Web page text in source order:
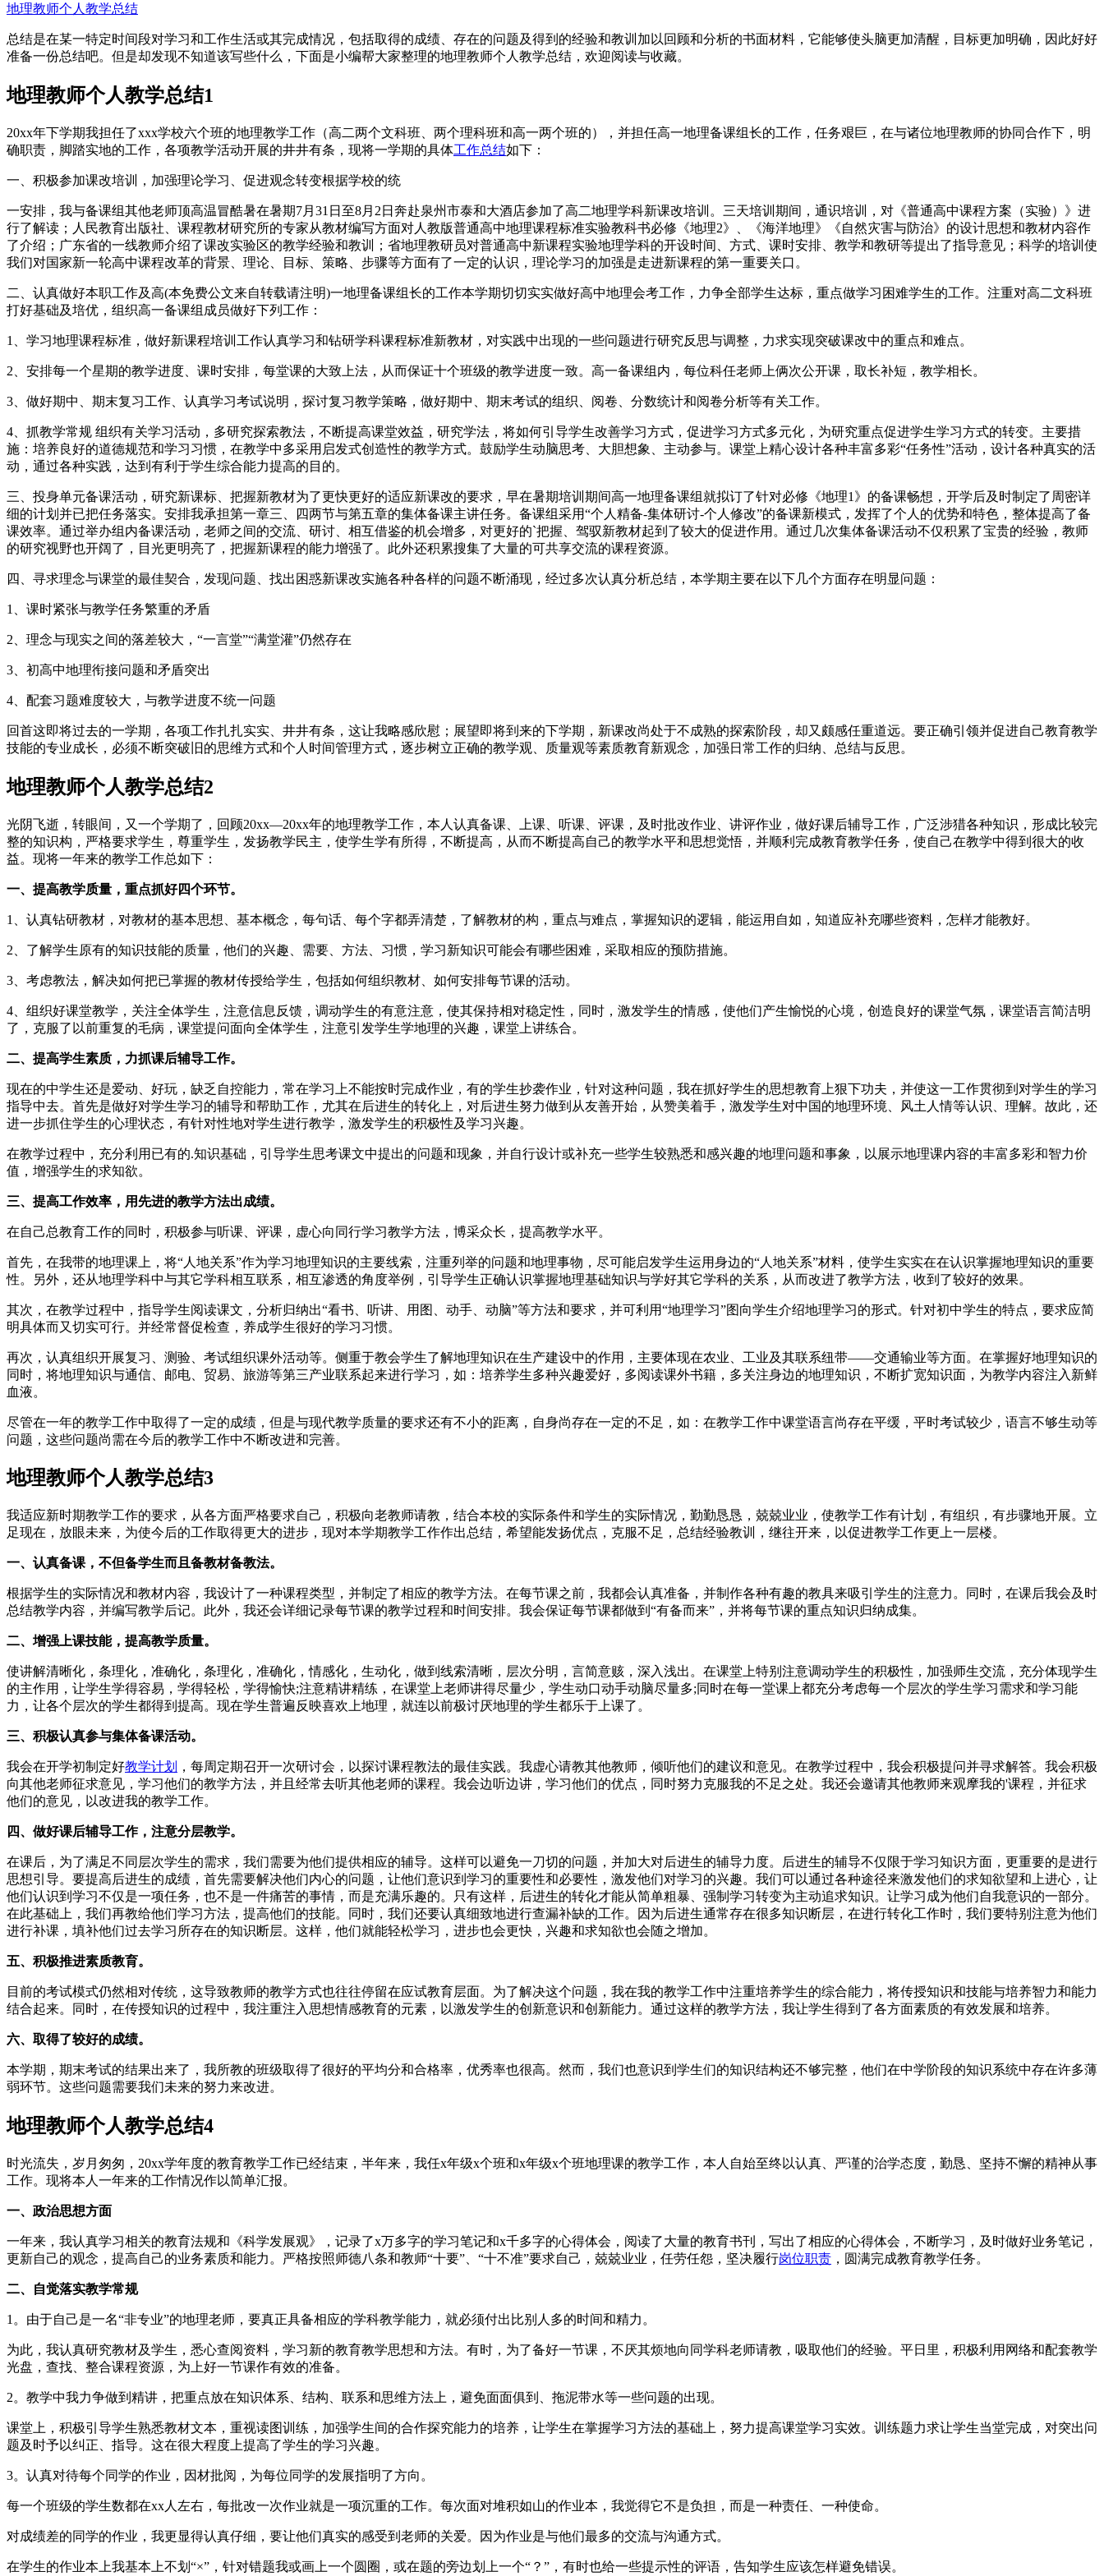
地理教师个人教学总结
总结是在某一特定时间段对学习和工作生活或其完成情况，包括取得的成绩、存在的问题及得到的经验和教训加以回顾和分析的书面材料，它能够使头脑更加清醒，目标更加明确，因此好好
准备一份总结吧。但是却发现不知道该写些什么，下面是小编帮大家整理的地理教师个人教学总结，欢迎阅读与收藏。
地理教师个人教学总结1
20xx年下学期我担任了xxx学校六个班的地理教学工作（高二两个文科班、两个理科班和高一两个班的），并担任高一地理备课组长的工作，任务艰巨，在与诸位地理教师的协同合作下，明
确职责，脚踏实地的工作，各项教学活动开展的井井有条，现将一学期的具体工作总结如下：
一、积极参加课改培训，加强理论学习、促进观念转变根据学校的统
一安排，我与备课组其他老师顶高温冒酷暑在暑期7月31日至8月2日奔赴泉州市泰和大酒店参加了高二地理学科新课改培训。三天培训期间，通识培训，对《普通高中课程方案（实验）》进
行了解读；人民教育出版社、课程教材研究所的专家从教材编写方面对人教版普通高中地理课程标准实验教科书必修《地理2》、《海洋地理》《自然灾害与防治》的设计思想和教材内容作
了介绍；广东省的一线教师介绍了课改实验区的教学经验和教训；省地理教研员对普通高中新课程实验地理学科的开设时间、方式、课时安排、教学和教研等提出了指导意见；科学的培训使
我们对国家新一轮高中课程改革的背景、理论、目标、策略、步骤等方面有了一定的认识，理论学习的加强是走进新课程的第一重要关口。
二、认真做好本职工作及高(本免费公文来自转载请注明)一地理备课组长的工作本学期切切实实做好高中地理会考工作，力争全部学生达标，重点做学习困难学生的工作。注重对高二文科班
打好基础及培优，组织高一备课组成员做好下列工作：
1、学习地理课程标准，做好新课程培训工作认真学习和钻研学科课程标准新教材，对实践中出现的一些问题进行研究反思与调整，力求实现突破课改中的重点和难点。
2、安排每一个星期的教学进度、课时安排，每堂课的大致上法，从而保证十个班级的教学进度一致。高一备课组内，每位科任老师上俩次公开课，取长补短，教学相长。
3、做好期中、期末复习工作、认真学习考试说明，探讨复习教学策略，做好期中、期末考试的组织、阅卷、分数统计和阅卷分析等有关工作。
4、抓教学常规 组织有关学习活动，多研究探索教法，不断提高课堂效益，研究学法，将如何引导学生改善学习方式，促进学习方式多元化，为研究重点促进学生学习方式的转变。主要措
施：培养良好的道德规范和学习习惯，在教学中多采用启发式创造性的教学方式。鼓励学生动脑思考、大胆想象、主动参与。课堂上精心设计各种丰富多彩“任务性”活动，设计各种真实的活
动，通过各种实践，达到有利于学生综合能力提高的目的。
三、投身单元备课活动，研究新课标、把握新教材为了更快更好的适应新课改的要求，早在暑期培训期间高一地理备课组就拟订了针对必修《地理1》的备课畅想，开学后及时制定了周密详
细的计划并已把任务落实。安排我承担第一章三、四两节与第五章的集体备课主讲任务。备课组采用“个人精备-集体研讨-个人修改”的备课新模式，发挥了个人的优势和特色，整体提高了备
课效率。通过举办组内备课活动，老师之间的交流、研讨、相互借鉴的机会增多，对更好的`把握、驾驭新教材起到了较大的促进作用。通过几次集体备课活动不仅积累了宝贵的经验，教师
的研究视野也开阔了，目光更明亮了，把握新课程的能力增强了。此外还积累搜集了大量的可共享交流的课程资源。
四、寻求理念与课堂的最佳契合，发现问题、找出困惑新课改实施各种各样的问题不断涌现，经过多次认真分析总结，本学期主要在以下几个方面存在明显问题：
1、课时紧张与教学任务繁重的矛盾
2、理念与现实之间的落差较大，“一言堂”“满堂灌”仍然存在
3、初高中地理衔接问题和矛盾突出
4、配套习题难度较大，与教学进度不统一问题
回首这即将过去的一学期，各项工作扎扎实实、井井有条，这让我略感欣慰；展望即将到来的下学期，新课改尚处于不成熟的探索阶段，却又颇感任重道远。要正确引领并促进自己教育教学
技能的专业成长，必须不断突破旧的思维方式和个人时间管理方式，逐步树立正确的教学观、质量观等素质教育新观念，加强日常工作的归纳、总结与反思。
地理教师个人教学总结2
光阴飞逝，转眼间，又一个学期了，回顾20xx—20xx年的地理教学工作，本人认真备课、上课、听课、评课，及时批改作业、讲评作业，做好课后辅导工作，广泛涉猎各种知识，形成比较完
整的知识构，严格要求学生，尊重学生，发扬教学民主，使学生学有所得，不断提高，从而不断提高自己的教学水平和思想觉悟，并顺利完成教育教学任务，使自己在教学中得到很大的收
益。现将一年来的教学工作总如下：
一、提高教学质量，重点抓好四个环节。
1、认真钻研教材，对教材的基本思想、基本概念，每句话、每个字都弄清楚，了解教材的构，重点与难点，掌握知识的逻辑，能运用自如，知道应补充哪些资料，怎样才能教好。
2、了解学生原有的知识技能的质量，他们的兴趣、需要、方法、习惯，学习新知识可能会有哪些困难，采取相应的预防措施。
3、考虑教法，解决如何把已掌握的教材传授给学生，包括如何组织教材、如何安排每节课的活动。
4、组织好课堂教学，关注全体学生，注意信息反馈，调动学生的有意注意，使其保持相对稳定性，同时，激发学生的情感，使他们产生愉悦的心境，创造良好的课堂气氛，课堂语言简洁明
了，克服了以前重复的毛病，课堂提问面向全体学生，注意引发学生学地理的兴趣，课堂上讲练合。
二、提高学生素质，力抓课后辅导工作。
现在的中学生还是爱动、好玩，缺乏自控能力，常在学习上不能按时完成作业，有的学生抄袭作业，针对这种问题，我在抓好学生的思想教育上狠下功夫，并使这一工作贯彻到对学生的学习
指导中去。首先是做好对学生学习的辅导和帮助工作，尤其在后进生的转化上，对后进生努力做到从友善开始，从赞美着手，激发学生对中国的地理环境、风土人情等认识、理解。故此，还
进一步抓住学生的心理状态，有针对性地对学生进行教学，激发学生的积极性及学习兴趣。
在教学过程中，充分利用已有的.知识基础，引导学生思考课文中提出的问题和现象，并自行设计或补充一些学生较熟悉和感兴趣的地理问题和事象，以展示地理课内容的丰富多彩和智力价
值，增强学生的求知欲。
三、提高工作效率，用先进的教学方法出成绩。
在自己总教育工作的同时，积极参与听课、评课，虚心向同行学习教学方法，博采众长，提高教学水平。
首先，在我带的地理课上，将“人地关系”作为学习地理知识的主要线索，注重列举的问题和地理事物，尽可能启发学生运用身边的“人地关系”材料，使学生实实在在认识掌握地理知识的重要
性。另外，还从地理学科中与其它学科相互联系，相互渗透的角度举例，引导学生正确认识掌握地理基础知识与学好其它学科的关系，从而改进了教学方法，收到了较好的效果。
其次，在教学过程中，指导学生阅读课文，分析归纳出“看书、听讲、用图、动手、动脑”等方法和要求，并可利用“地理学习”图向学生介绍地理学习的形式。针对初中学生的特点，要求应简
明具体而又切实可行。并经常督促检查，养成学生很好的学习习惯。
再次，认真组织开展复习、测验、考试组织课外活动等。侧重于教会学生了解地理知识在生产建设中的作用，主要体现在农业、工业及其联系纽带——交通输业等方面。在掌握好地理知识的
同时，将地理知识与通信、邮电、贸易、旅游等第三产业联系起来进行学习，如：培养学生多种兴趣爱好，多阅读课外书籍，多关注身边的地理知识，不断扩宽知识面，为教学内容注入新鲜
血液。
尽管在一年的教学工作中取得了一定的成绩，但是与现代教学质量的要求还有不小的距离，自身尚存在一定的不足，如：在教学工作中课堂语言尚存在平缓，平时考试较少，语言不够生动等
问题，这些问题尚需在今后的教学工作中不断改进和完善。
地理教师个人教学总结3
我适应新时期教学工作的要求，从各方面严格要求自己，积极向老教师请教，结合本校的实际条件和学生的实际情况，勤勤恳恳，兢兢业业，使教学工作有计划，有组织，有步骤地开展。立
足现在，放眼未来，为使今后的工作取得更大的进步，现对本学期教学工作作出总结，希望能发扬优点，克服不足，总结经验教训，继往开来，以促进教学工作更上一层楼。
一、认真备课，不但备学生而且备教材备教法。
根据学生的实际情况和教材内容，我设计了一种课程类型，并制定了相应的教学方法。在每节课之前，我都会认真准备，并制作各种有趣的教具来吸引学生的注意力。同时，在课后我会及时
总结教学内容，并编写教学后记。此外，我还会详细记录每节课的教学过程和时间安排。我会保证每节课都做到“有备而来”，并将每节课的重点知识归纳成集。
二、增强上课技能，提高教学质量。
使讲解清晰化，条理化，准确化，条理化，准确化，情感化，生动化，做到线索清晰，层次分明，言简意赅，深入浅出。在课堂上特别注意调动学生的积极性，加强师生交流，充分体现学生
的主作用，让学生学得容易，学得轻松，学得愉快;注意精讲精练，在课堂上老师讲得尽量少，学生动口动手动脑尽量多;同时在每一堂课上都充分考虑每一个层次的学生学习需求和学习能
力，让各个层次的学生都得到提高。现在学生普遍反映喜欢上地理，就连以前极讨厌地理的学生都乐于上课了。
三、积极认真参与集体备课活动。
我会在开学初制定好教学计划
，每周定期召开一次研讨会，以探讨课程教法的最佳实践。我虚心请教其他教师，倾听他们的建议和意见。在教学过程中，我会积极提问并寻求解答。我会积极
向其他老师征求意见，学习他们的教学方法，并且经常去听其他老师的课程。我会边听边讲，学习他们的优点，同时努力克服我的不足之处。我还会邀请其他教师来观摩我的'课程，并征求
他们的意见，以改进我的教学工作。
四、做好课后辅导工作，注意分层教学。
在课后，为了满足不同层次学生的需求，我们需要为他们提供相应的辅导。这样可以避免一刀切的问题，并加大对后进生的辅导力度。后进生的辅导不仅限于学习知识方面，更重要的是进行
思想引导。要提高后进生的成绩，首先需要解决他们内心的问题，让他们意识到学习的重要性和必要性，激发他们对学习的兴趣。我们可以通过各种途径来激发他们的求知欲望和上进心，让
他们认识到学习不仅是一项任务，也不是一件痛苦的事情，而是充满乐趣的。只有这样，后进生的转化才能从简单粗暴、强制学习转变为主动追求知识。让学习成为他们自我意识的一部分。
在此基础上，我们再教给他们学习方法，提高他们的技能。同时，我们还要认真细致地进行查漏补缺的工作。因为后进生通常存在很多知识断层，在进行转化工作时，我们要特别注意为他们
进行补课，填补他们过去学习所存在的知识断层。这样，他们就能轻松学习，进步也会更快，兴趣和求知欲也会随之增加。
五、积极推进素质教育。
目前的考试模式仍然相对传统，这导致教师的教学方式也往往停留在应试教育层面。为了解决这个问题，我在我的教学工作中注重培养学生的综合能力，将传授知识和技能与培养智力和能力
结合起来。同时，在传授知识的过程中，我注重注入思想情感教育的元素，以激发学生的创新意识和创新能力。通过这样的教学方法，我让学生得到了各方面素质的有效发展和培养。
六、取得了较好的成绩。
本学期，期末考试的结果出来了，我所教的班级取得了很好的平均分和合格率，优秀率也很高。然而，我们也意识到学生们的知识结构还不够完整，他们在中学阶段的知识系统中存在许多薄
弱环节。这些问题需要我们未来的努力来改进。
地理教师个人教学总结4
时光流失，岁月匆匆，20xx学年度的教育教学工作已经结束，半年来，我任x年级x个班和x年级x个班地理课的教学工作，本人自始至终以认真、严谨的治学态度，勤恳、坚持不懈的精神从事
工作。现将本人一年来的工作情况作以简单汇报。
一、政治思想方面
一年来，我认真学习相关的教育法规和《科学发展观》，记录了x万多字的学习笔记和x千多字的心得体会，阅读了大量的教育书刊，写出了相应的心得体会，不断学习，及时做好业务笔记，
更新自己的观念，提高自己的业务素质和能力。严格按照师德八条和教师“十要”、“十不准”要求自己，兢兢业业，任劳任怨，坚决履行岗位职责 ，圆满完成教育教学任务。
二、自觉落实教学常规
1。由于自己是一名“非专业”的地理老师，要真正具备相应的学科教学能力，就必须付出比别人多的时间和精力。
为此，我认真研究教材及学生，悉心查阅资料，学习新的教育教学思想和方法。有时，为了备好一节课，不厌其烦地向同学科老师请教，吸取他们的经验。平日里，积极利用网络和配套教学
光盘，查找、整合课程资源，为上好一节课作有效的准备。
2。教学中我力争做到精讲，把重点放在知识体系、结构、联系和思维方法上，避免面面俱到、拖泥带水等一些问题的出现。
课堂上，积极引导学生熟悉教材文本，重视读图训练，加强学生间的合作探究能力的培养，让学生在掌握学习方法的基础上，努力提高课堂学习实效。训练题力求让学生当堂完成，对突出问
题及时予以纠正、指导。这在很大程度上提高了学生的学习兴趣。
3。认真对待每个同学的作业，因材批阅，为每位同学的发展指明了方向。
每一个班级的学生数都在xx人左右，每批改一次作业就是一项沉重的工作。每次面对堆积如山的作业本，我觉得它不是负担，而是一种责任、一种使命。
对成绩差的同学的作业，我更显得认真仔细，要让他们真实的感受到老师的关爱。因为作业是与他们最多的交流与沟通方式。
在学生的作业本上我基本上不划“×”，针对错题我或画上一个圆圈，或在题的旁边划上一个“？”，有时也给一些提示性的评语，告知学生应该怎样避免错误。